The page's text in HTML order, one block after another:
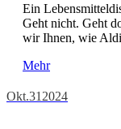
Ein
Geht nicht. Geht
wir Ihnen, wie
Mehr
Okt.31 2024